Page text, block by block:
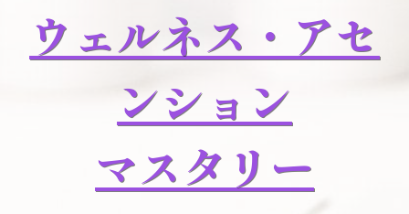
ウェルネス・アセ
ンション
マスタリー